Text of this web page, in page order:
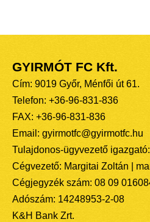
GYIRMÓT FC Kft.
Cím: 9019 Győr, Ménfői út 61.
Telefon: +36-96-831-836
FAX: +36-96-831-836
Email: gyirmotfc@gyirmotfc.hu
Tulajdonos-ügyvezető
Cégvezető: Margitai Zoltán |
Cégjegyzék szám: 08 09
Adószám: 14248953-2-08
K&H Bank Zrt.